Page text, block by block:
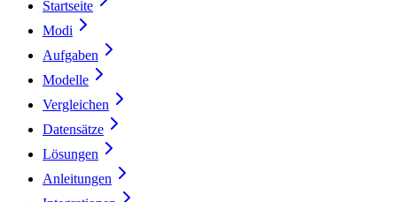
Startseite
Modi
Aufgaben
Modelle
Vergleichen
Datensätze
Lösungen
Anleitungen